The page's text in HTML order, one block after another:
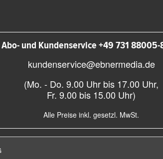
Abo- und Kundenservice +49 731
kundenservice@ebnermedia.de
(Mo. - Do. 9.00 Uhr bis 17.00 Uhr,
Fr. 9.00 bis 15.00 Uhr)
Alle Preise inkl. gesetzl. MwSt.